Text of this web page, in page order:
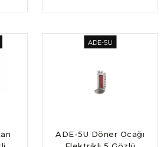
ADE-5U
ADE-5U Döner Ocağı